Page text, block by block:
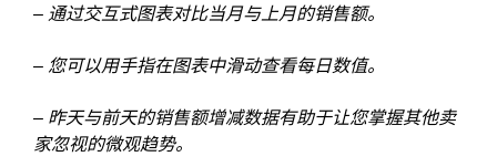
– 通过交互式图表对比当月与上月的销售额。
– 您可以用手指在图表中滑动查看每日数值。
– 昨天与前天的销售额增减数据有助于让您掌握其他卖
家忽视的微观趋势。